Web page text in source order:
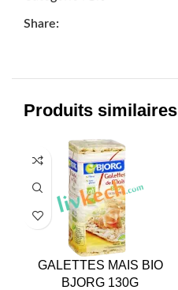
Share:
Produits similaires
GALETTES MAIS BIO
BJORG 130G